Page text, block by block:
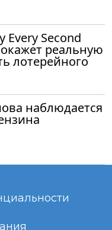
Every Second
реальную
лотерейного
наблюдается